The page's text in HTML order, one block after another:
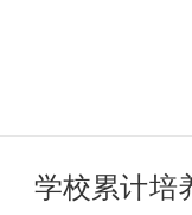
学校累计培